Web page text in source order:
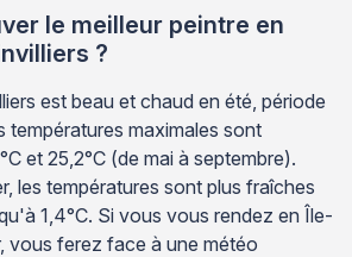
le meilleur peintre en
?
est beau et chaud en été, période
températures maximales sont
et 25,2°C (de mai à septembre).
les températures sont plus fraîches
1,4°C. Si vous vous rendez en Île-
vous ferez face à une météo